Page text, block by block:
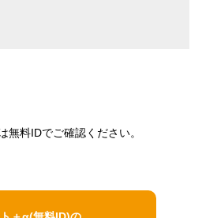
無料IDでご確認ください。